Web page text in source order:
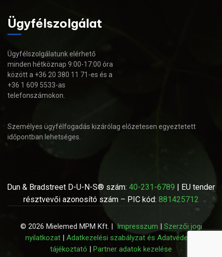
Ügyfélszolgálat
Ügyfélszolgálatunk elérhető
minden hétköznap 9:00-17:00 óra
között a +36 20 380 11 71-es és a
+36 1 609 5533-as
telefonszámokon.
Személyes ügyfélfogadás kizárólag előzetesen egyeztetett
időpontban lehetséges.
Dun & Bradstreet D-U-N-S® szám: 40-231-6789 | EU tender
résztvevői azonosító szám – PIC kód: 881425712
© 2026 Mielemed MPM Kft. |Impresszum | Szerzői jogi
nyilatkozat| Adatkezelési szabályzat és Adatvédelmi
tájékoztató | Partner adatok kezelése